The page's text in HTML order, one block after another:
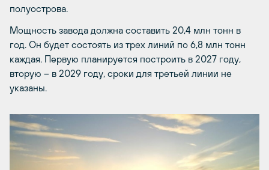
полуострова.
Мощность завода должна составить 20,4 млн тонн в
год. Он будет состоять из трех линий по 6,8 млн тонн
каждая. Первую планируется построить в 2027 году,
вторую – в 2029 году, сроки для третьей линии не
указаны.